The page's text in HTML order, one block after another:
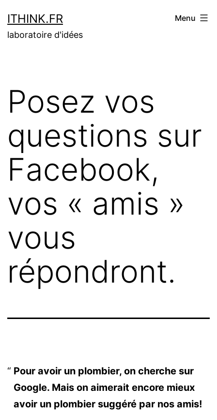
au
contenu
ITHINK.FR
laboratoire d'idées
Menu
Posez vos
questions sur
Facebook,
vos « amis »
vous
répondront.
Pour avoir un plombier, on cherche sur
Google. Mais on aimerait encore mieux
avoir un plombier suggéré par nos amis!